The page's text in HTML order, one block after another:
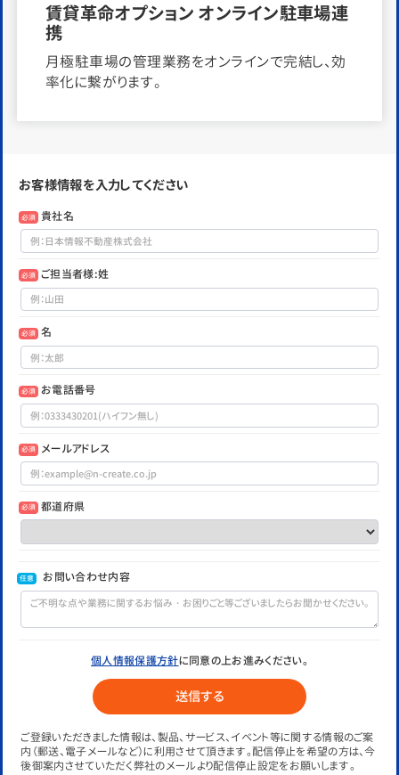
賃貸革命オプション オンライン駐車場連
携
月極駐車場の管理業務をオンラインで完結し、効
率化に繋がります。
お客様情報を入力してください
必須 貴社名
必須 ご担当者様:姓
必須 名
必須 お電話番号
必須 メールアドレス
必須 都道府県
任意 お問い合わせ内容
個人情報保護方針に同意の上お進みください。
ご登録いただきました情報は、製品、サービス、イベント等に関する情報のご案
内（郵送、電子メールなど）に利用させて頂きます。配信停止を希望の方は、今
後御案内させていただく弊社のメールより配信停止設定をお願いします。